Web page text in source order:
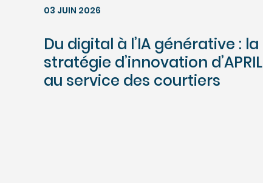
03 JUIN 2026
Du digital à l’IA générative : la
stratégie d’innovation d’APRIL
au service des courtiers